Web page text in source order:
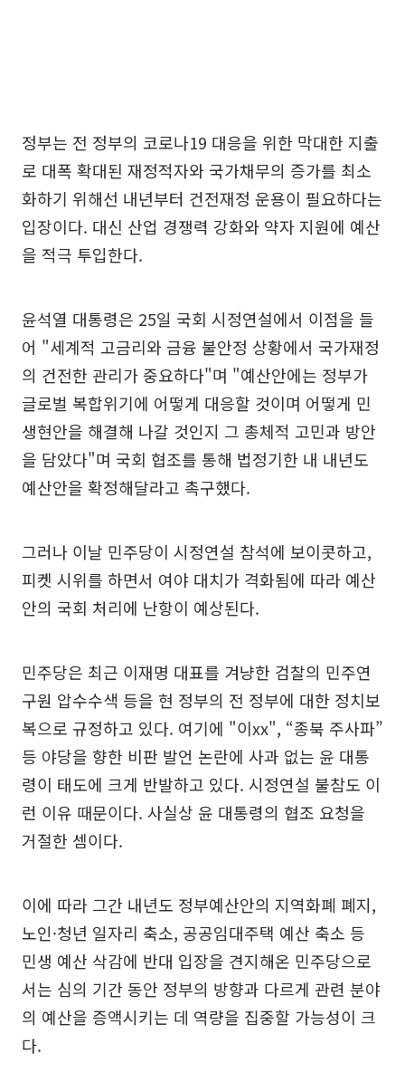
정부는 전 정부의 코로나19 대응을 위한 막대한 지출
로 대폭 확대된 재정적자와 국가채무의 증가를 최소
화하기 위해선 내년부터 건전재정 운용이 필요하다는
입장이다. 대신 산업 경쟁력 강화와 약자 지원에 예산
을 적극 투입한다.
윤석열 대통령은 25일 국회 시정연설에서 이점을 들
어 "세계적 고금리와 금융 불안정 상황에서 국가재정
의 건전한 관리가 중요하다"며 "예산안에는 정부가
글로벌 복합위기에 어떻게 대응할 것이며 어떻게 민
생현안을 해결해 나갈 것인지 그 총체적 고민과 방안
을 담았다"며 국회 협조를 통해 법정기한 내 내년도
예산안을 확정해달라고 촉구했다.
그러나 이날 민주당이 시정연설 참석에 보이콧하고,
피켓 시위를 하면서 여야 대치가 격화됨에 따라 예산
안의 국회 처리에 난항이 예상된다.
민주당은 최근 이재명 대표를 겨냥한 검찰의 민주연
구원 압수수색 등을 현 정부의 전 정부에 대한 정치보
복으로 규정하고 있다. 여기에 "이xx", “종북 주사파”
등 야당을 향한 비판 발언 논란에 사과 없는 윤 대통
령이 태도에 크게 반발하고 있다. 시정연설 불참도 이
런 이유 때문이다. 사실상 윤 대통령의 협조 요청을
거절한 셈이다.
이에 따라 그간 내년도 정부예산안의 지역화폐 폐지,
노인·청년 일자리 축소, 공공임대주택 예산 축소 등
민생 예산 삭감에 반대 입장을 견지해온 민주당으로
서는 심의 기간 동안 정부의 방향과 다르게 관련 분야
의 예산을 증액시키는 데 역량을 집중할 가능성이 크
다.